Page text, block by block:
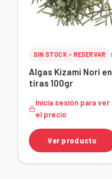
SIN STOCK - RESERVAR
Algas Kizami Nori en
tiras 100gr
Inicia sesión para ver
el precio
Ver producto